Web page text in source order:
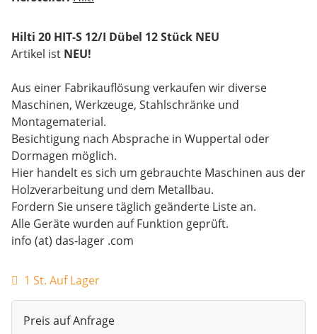
Hilti 20 HIT-S 12/I Dübel 12 Stück NEU
Artikel ist NEU!
Aus einer Fabrikauflösung verkaufen wir diverse
Maschinen, Werkzeuge, Stahlschränke und
Montagematerial.
Besichtigung nach Absprache in Wuppertal oder
Dormagen möglich.
Hier handelt es sich um gebrauchte Maschinen aus der
Holzverarbeitung und dem Metallbau.
Fordern Sie unsere täglich geänderte Liste an.
Alle Geräte wurden auf Funktion geprüft.
info (at) das-lager .com
1 St. Auf Lager
Preis auf Anfrage